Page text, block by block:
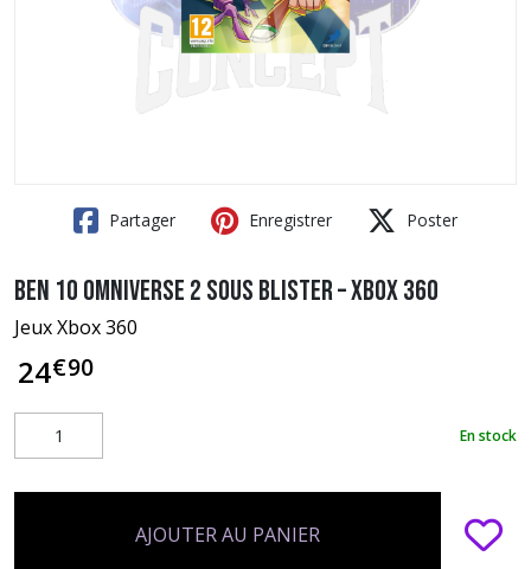
Partager Enregistrer Poster
Ben 10 Omniverse 2 sous blister – Xbox 360
Jeux Xbox 360
24€90
En stock
AJOUTER AU PANIER